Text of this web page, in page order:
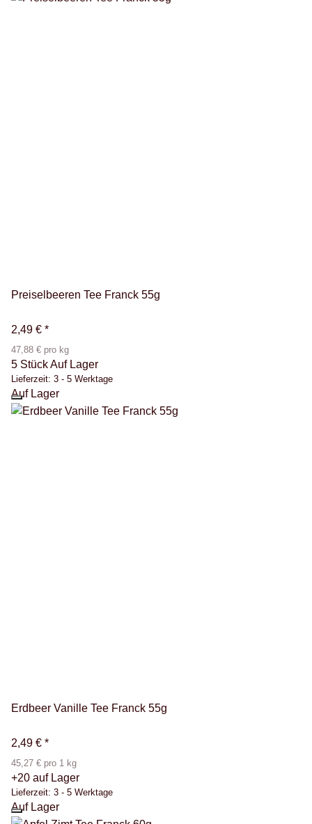
Preiselbeeren Tee Franck 55g
2,49 € *
47,88 € pro kg
5 Stück Auf Lager
Lieferzeit: 3 - 5 Werktage
Auf Lager
Erdbeer Vanille Tee Franck 55g
2,49 € *
45,27 € pro 1 kg
+20 auf Lager
Lieferzeit: 3 - 5 Werktage
Auf Lager